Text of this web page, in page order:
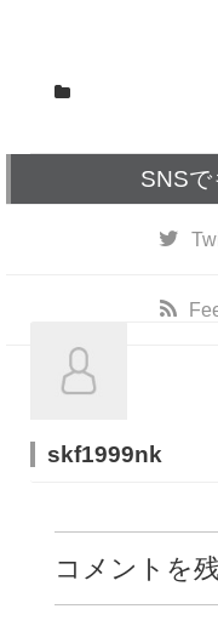
SNSで
skf1999nk
コメントを